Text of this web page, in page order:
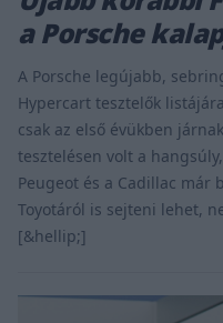
a Porsche
A Porsche legújabb,
Hypercart tesztelők
csak az első évükben
tesztelésen volt a
Peugeot és a Cadillac
Toyotáról is sejteni lehet,
[&hellip;]